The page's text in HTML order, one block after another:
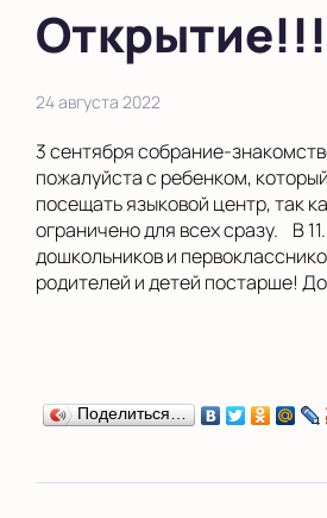
Открытие!!!
24 августа 2022
3 сентября собрание-
пожалуйста с ребенком,
посещать языковой центр, так
ограничено для всех сразу. В
дошкольников и
родителей и детей постарше!
Поделиться…